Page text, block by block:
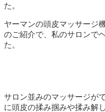
た。
ヤーマンの頭皮マッサージ
のご紹介で、私のサロンで
た。
サロン並みのマッサージが
に頭皮の揉み掴みや揉み解